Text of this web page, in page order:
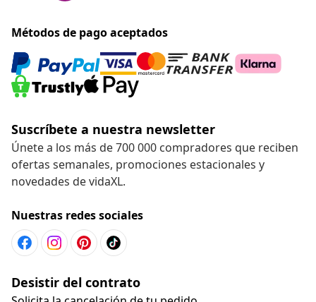
Métodos de pago aceptados
Suscríbete a nuestra newsletter
Únete a los más de 700 000 compradores que reciben
ofertas semanales, promociones estacionales y
novedades de vidaXL.
Nuestras redes sociales
Desistir del contrato